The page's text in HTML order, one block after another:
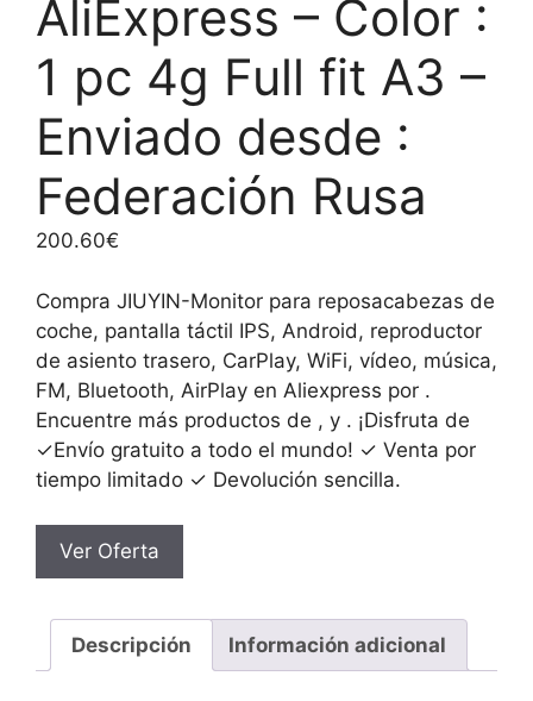
AliExpress – Color :
1 pc 4g Full fit A3 –
Enviado desde :
Federación Rusa
200.60€
Compra JIUYIN-Monitor para reposacabezas de
coche, pantalla táctil IPS, Android, reproductor
de asiento trasero, CarPlay, WiFi, vídeo, música,
FM, Bluetooth, AirPlay en Aliexpress por .
Encuentre más productos de , y . ¡Disfruta de
✓Envío gratuito a todo el mundo! ✓ Venta por
tiempo limitado ✓ Devolución sencilla.
Ver Oferta
Descripción Información adicional